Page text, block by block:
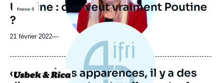
Logo
Ukraine : que veut vraiment Poutine
?
21 février 2022—
Logo
« Malgré les apparences, il y a des